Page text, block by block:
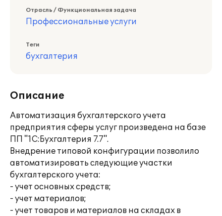
Отрасль / Функциональная задача
Профессиональные услуги
Теги
бухгалтерия
Описание
Автоматизация бухгалтерского учета
предприятия сферы услуг произведена на базе
ПП "1С:Бухгалтерия 7.7".
Внедрение типовой конфигурации позволило
автоматизировать следующие участки
бухгалтерского учета:
- учет основных средств;
- учет материалов;
- учет товаров и материалов на складах в